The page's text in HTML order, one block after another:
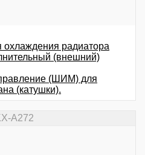
охлаждения радиатора
(внешний)
(ШИМ) для
(катушки).
A272